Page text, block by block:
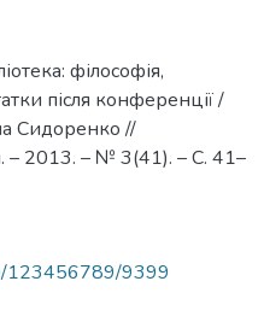
філософія,
після конференції /
Сидоренко //
– 2013. – № 3(41). – С. 41–
123456789/9399